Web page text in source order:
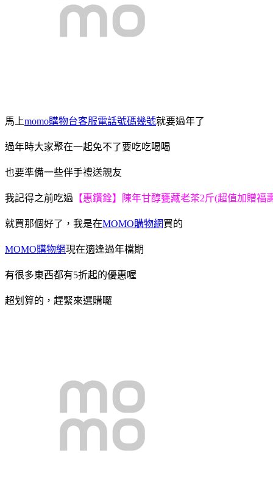
馬上momo購物台客服電話號碼幾號就要過年了
過年時大家聚在一起免不了要吃吃喝喝
也要準備一些伴手禮送親友
我記得之前吃過 【惠鑽銓】陳年甘醇甕藏老茶2斤(超值加贈福
就買那個好了，我是在MOMO購物網買的
MOMO購物網現在適逢過年檔期
有很多東西都有5折起的優惠喔
超划算的，趕緊來選購囉